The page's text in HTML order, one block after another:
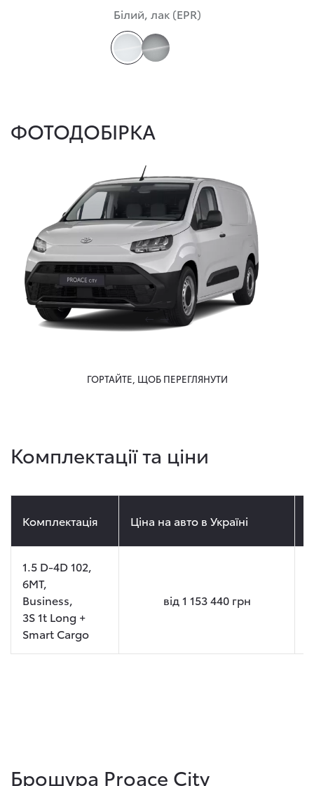
Білий, лак (EPR)
ФОТОДОБІРКА
ГОРТАЙТЕ, ЩОБ ПЕРЕГЛЯНУТИ
Комплектації та ціни
Комплектація Ціна на авто в Україні
1.5 D-4D 102,
6MT,
Business,
3S 1t Long +
Smart Cargo
від 1 153 440грн
Брошура Proace City